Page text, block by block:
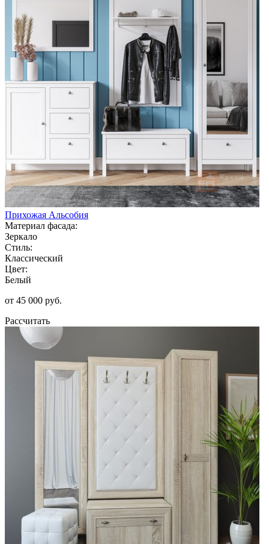
Прихожая Альсобия
Материал фасада:
Зеркало
Стиль:
Классический
Цвет:
Белый
от 45 000 руб.
Рассчитать